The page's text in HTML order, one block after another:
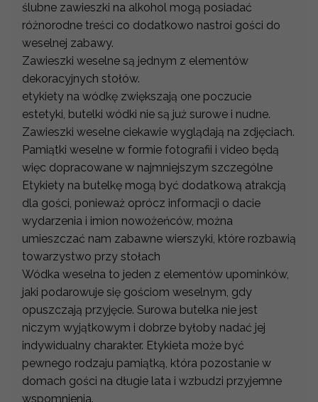
ślubne zawieszki na alkohol mogą posiadać
różnorodne treści co dodatkowo nastroi gości do
weselnej zabawy.
Zawieszki weselne są jednym z elementów
dekoracyjnych stołów.
etykiety na wódkę zwiększają one poczucie
estetyki, butelki wódki nie są już surowe i nudne.
Zawieszki weselne ciekawie wyglądają na zdjęciach.
Pamiątki weselne w formie fotografii i video będą
więc dopracowane w najmniejszym szczególne
Etykiety na butelkę mogą być dodatkową atrakcją
dla gości, ponieważ oprócz informacji o dacie
wydarzenia i imion nowożeńców, można
umieszczać nam zabawne wierszyki, które rozbawią
towarzystwo przy stołach
Wódka weselna to jeden z elementów upominków,
jaki podarowuje się gościom weselnym, gdy
opuszczają przyjęcie. Surowa butelka nie jest
niczym wyjątkowym i dobrze byłoby nadać jej
indywidualny charakter. Etykieta może być
pewnego rodzaju pamiątką, która pozostanie w
domach gości na długie lata i wzbudzi przyjemne
wspomnienia.